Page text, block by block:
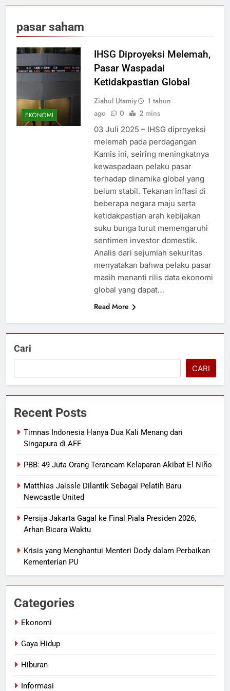
pasar saham
EKONOMI
IHSG Diproyeksi Melemah,
Pasar Waspadai
Ketidakpastian Global
Ziahul Utamiy
1 tahun
ago
0 2 mins
03 Juli 2025 – IHSG diproyeksi
melemah pada perdagangan
Kamis ini, seiring meningkatnya
kewaspadaan pelaku pasar
terhadap dinamika global yang
belum stabil. Tekanan inflasi di
beberapa negara maju serta
ketidakpastian arah kebijakan
suku bunga turut memengaruhi
sentimen investor domestik.
Analis dari sejumlah sekuritas
menyatakan bahwa pelaku pasar
masih menanti rilis data ekonomi
global yang dapat…
Read More
Cari
CARI
Recent Posts
Timnas Indonesia Hanya Dua Kali Menang dari
Singapura di AFF
PBB: 49 Juta Orang Terancam Kelaparan Akibat El Niño
Matthias Jaissle Dilantik Sebagai Pelatih Baru
Newcastle United
Persija Jakarta Gagal ke Final Piala Presiden 2026,
Arhan Bicara Waktu
Krisis yang Menghantui Menteri Dody dalam Perbaikan
Kementerian PU
Categories
Ekonomi
Gaya Hidup
Hiburan
Informasi